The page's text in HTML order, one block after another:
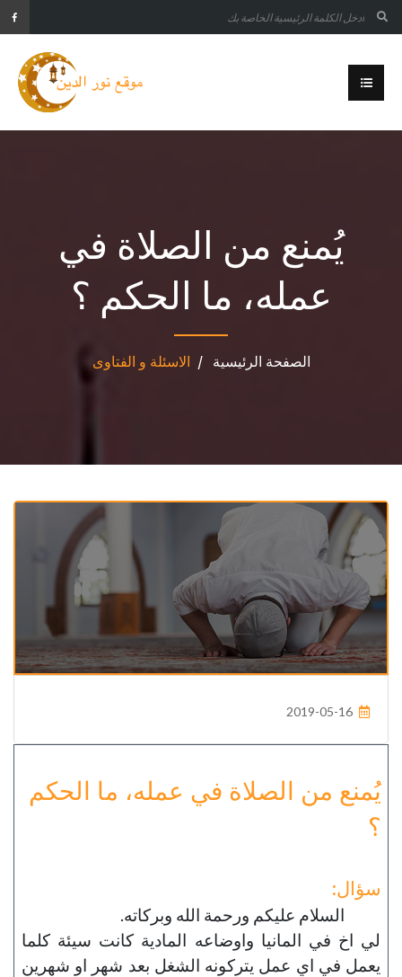
يُمنع من الصلاة في
عمله، ما الحكم ؟
الصفحة الرئيسية الاسئلة و الفتاوى
2019-05-16
يُمنع من الصلاة في عمله، ما الحكم
؟
سؤال:
السلام عليكم ورحمة الله وبركاته.
لي اخ في المانيا واوضاعه المادية كانت سيئة كلما
يعمل في اي عمل يتركونه الشغل بعد شهر او شهرين